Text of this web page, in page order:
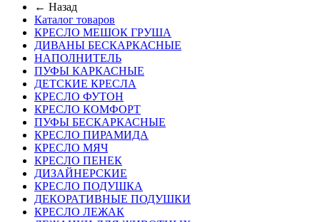
← Назад
Каталог товаров
КРЕСЛО МЕШОК ГРУША
ДИВАНЫ БЕСКАРКАСНЫЕ
НАПОЛНИТЕЛЬ
ПУФЫ КАРКАСНЫЕ
ДЕТСКИЕ КРЕСЛА
КРЕСЛО ФУТОН
КРЕСЛО КОМФОРТ
ПУФЫ БЕСКАРКАСНЫЕ
КРЕСЛО ПИРАМИДА
КРЕСЛО МЯЧ
КРЕСЛО ПЕНЕК
ДИЗАЙНЕРСКИЕ
КРЕСЛО ПОДУШКА
ДЕКОРАТИВНЫЕ ПОДУШКИ
КРЕСЛО ЛЕЖАК